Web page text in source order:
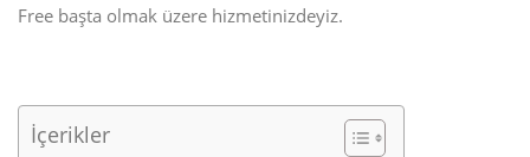
Free başta olmak üzere hizmetinizdeyiz.
İçerikler